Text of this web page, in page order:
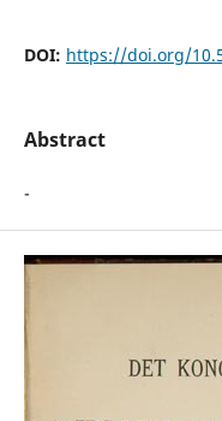
DOI: https://doi.org/
Abstract
-